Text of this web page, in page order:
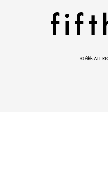
この夏の主役確定！
© fifth ALL